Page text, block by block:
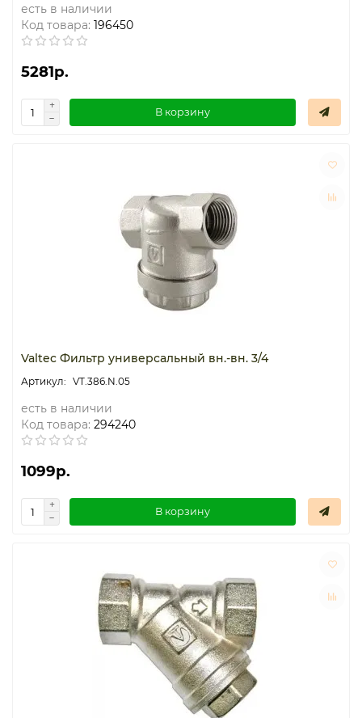
есть в наличии
Код товара: 196450
5281р.
В корзину
Valtec Фильтр универсальный вн.-вн. 3/4
VT.386.N.05
есть в наличии
Код товара: 294240
1099р.
В корзину